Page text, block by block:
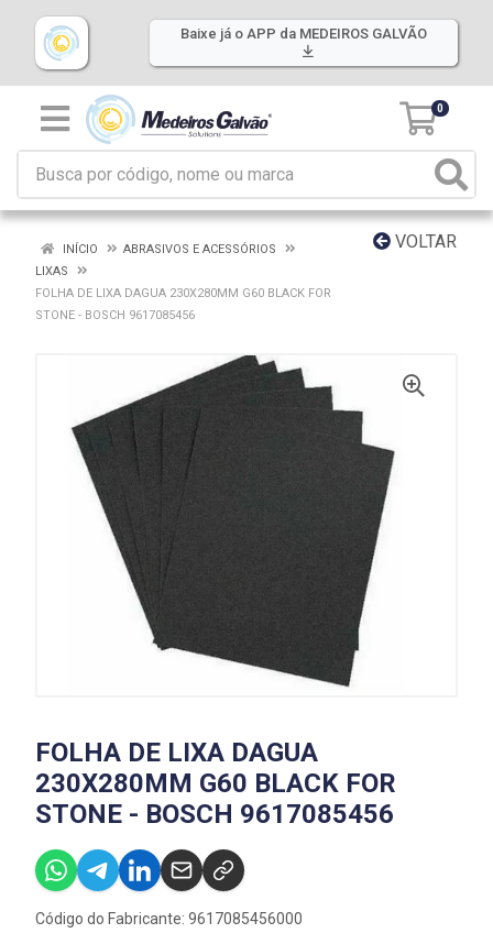
Baixe já o APP da MEDEIROS GALVÃO
0
VOLTAR
INÍCIO
ABRASIVOS E ACESSÓRIOS
LIXAS
FOLHA DE LIXA DAGUA 230X280MM G60 BLACK FOR
STONE - BOSCH 9617085456
FOLHA DE LIXA DAGUA
230X280MM G60 BLACK FOR
STONE - BOSCH 9617085456
Código do Fabricante: 9617085456000